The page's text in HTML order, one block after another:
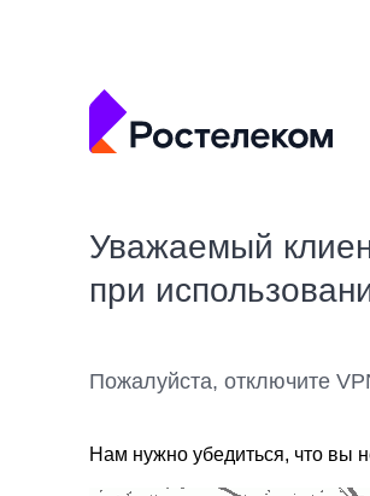
Уважаемый
при
Пожалуйста, отключите
Нам нужно убедиться, что вы